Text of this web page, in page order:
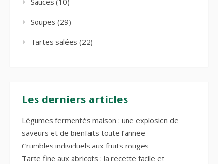
Sauces (10)
Soupes (29)
Tartes salées (22)
Les derniers articles
Légumes fermentés maison : une explosion de
saveurs et de bienfaits toute l’année
Crumbles individuels aux fruits rouges
Tarte fine aux abricots : la recette facile et